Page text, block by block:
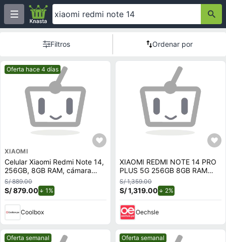
Filtros Ordenar por
Mejor precio.
Oferta hace 4 días
XIAOMI
Celular Xiaomi Redmi Note 14,
256GB, 8GB RAM, cámara
trasera 108MP y frontal 20MP,
6.67"", negro
S/ 889.00
S/ 879.00 1%
Coolbox
XIAOMI REDMI NOTE 14 PRO
PLUS 5G 256GB 8GB RAM
NEGRO
S/ 1,359.00
S/ 1,319.00 2%
Oechsle
Mejor precio.
Oferta semanal Mejor precio.
Oferta semanal